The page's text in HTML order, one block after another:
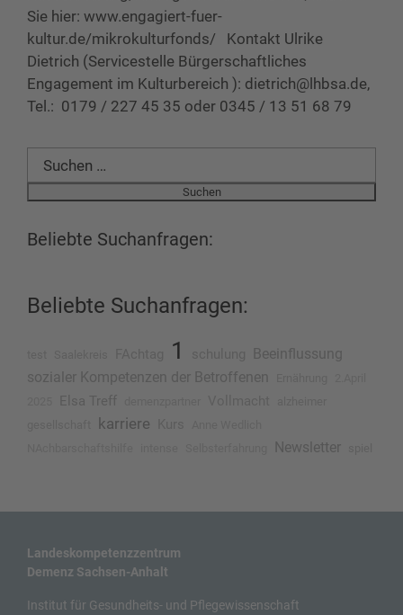
Sie hier: www.engagiert-fuer-
kultur.de/mikrokulturfonds/ Kontakt Ulrike
Dietrich (Servicestelle Bürgerschaftliches
Engagement im Kulturbereich ): dietrich@lhbsa.de,
Tel.: 0179 / 227 45 35 oder 0345 / 13 51 68 79
Suchen
nach:
Beliebte Suchanfragen:
Beliebte Suchanfragen:
1
Beeinflussung
sozialer Kompetenzen der Betroffenen
Elsa Treff
karriere
Newsletter
Landeskompetenzzentrum
Demenz Sachsen-Anhalt
Institut für Gesundheits- und Pflegewissenschaft